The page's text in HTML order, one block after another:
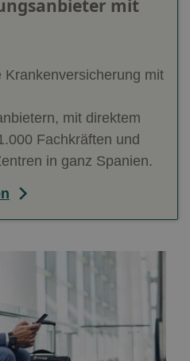
mit
mit
mit direktem
Fachkräften und
in ganz Spanien.